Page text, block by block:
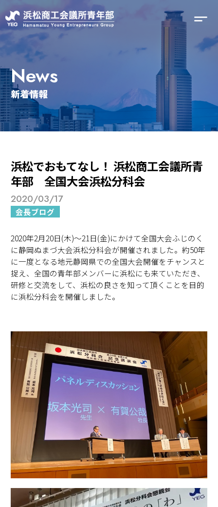
News
新着情報
浜松でおもてなし！ 浜松商工会議所青
年部 全国大会浜松分科会
2020/03/17
会長ブログ
2020年2月20日(木)～21日(金)にかけて全国大会ふじのく
に静岡ぬまづ大会浜松分科会が開催されました。約50年
に一度となる地元静岡県での全国大会開催をチャンスと
捉え、全国の青年部メンバーに浜松にも来ていただき、
研修と交流をして、浜松の良さを知って頂くことを目的
に浜松分科会を開催しました。